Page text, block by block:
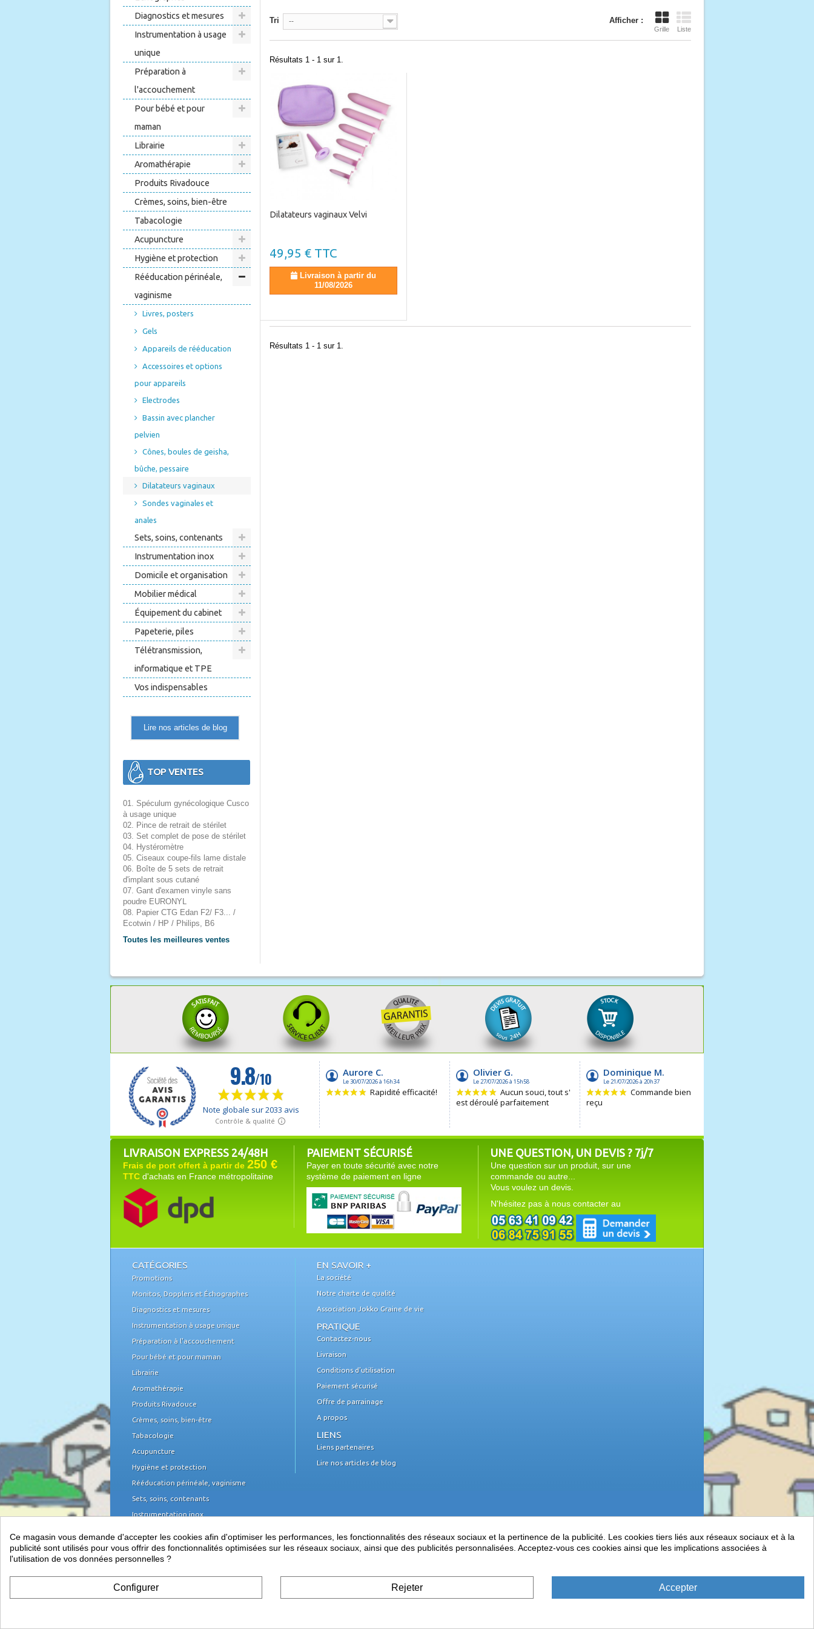
Diagnostics et mesures
Instrumentation à usage
unique
Préparation à
l'accouchement
Pour bébé et pour
maman
Librairie
Aromathérapie
Produits Rivadouce
Crèmes, soins, bien-être
Tabacologie
Acupuncture
Hygiène et protection
Rééducation périnéale,
vaginisme
Livres, posters
Gels
Appareils de rééducation
Accessoires et options
pour appareils
Electrodes
Bassin avec plancher
pelvien
Cônes, boules de geisha,
bûche, pessaire
Dilatateurs vaginaux
Sondes vaginales et
anales
Sets, soins, contenants
Instrumentation inox
Domicile et organisation
Mobilier médical
Équipement du cabinet
Papeterie, piles
Télétransmission,
informatique et TPE
Vos indispensables
Lire nos articles de blog
TOP VENTES
01. Spéculum gynécologique Cusco
à usage unique
02. Pince de retrait de stérilet
03. Set complet de pose de stérilet
04. Hystéromètre
05. Ciseaux coupe-fils lame distale
06. Boîte de 5 sets de retrait
d'implant sous cutané
07. Gant d'examen vinyle sans
poudre EURONYL
08. Papier CTG Edan F2/ F3... /
Ecotwin / HP / Philips, B6
Toutes les meilleures ventes
Afficher :
Grille Liste
Tri --
Résultats 1 - 1 sur 1.
Dilatateurs vaginaux Velvi
49,95 € TTC
Livraison à partir du
11/08/2026
Résultats 1 - 1 sur 1.
LIVRAISON EXPRESS 24/48H
Frais de port offert à partir de 250 €
TTC d'achats en France métropolitaine
PAIEMENT SÉCURISÉ
Payer en toute sécurité avec notre
système de paiement en ligne
UNE QUESTION, UN DEVIS ? 7j/7
Une question sur un produit, sur une
commande ou autre...
Vous voulez un devis.
N'hésitez pas à nous contacter au
CATÉGORIES
Promotions
Monitos, Dopplers et Échographes
Diagnostics et mesures
Instrumentation à usage unique
Préparation à l'accouchement
Pour bébé et pour maman
Librairie
Aromathérapie
Produits Rivadouce
Crèmes, soins, bien-être
Tabacologie
Acupuncture
Hygiène et protection
Rééducation périnéale, vaginisme
Sets, soins, contenants
Instrumentation inox
Mobilier médical
Équipement du cabinet
Papeterie, piles
Télétransmission, informatique et TPE
EN SAVOIR +
La société
Notre charte de qualité
Association Jokko Graine de vie
PRATIQUE
Contactez-nous
Livraison
Conditions d'utilisation
Paiement sécurisé
Offre de parrainage
A propos
LIENS
Liens partenaires
Lire nos articles de blog
Ce magasin vous demande d'accepter les cookies afin d'optimiser les performances, les fonctionnalités des réseaux sociaux et la pertinence de la publicité. Les cookies tiers liés aux réseaux sociaux et à la
publicité sont utilisés pour vous offrir des fonctionnalités optimisées sur les réseaux sociaux, ainsi que des publicités personnalisées. Acceptez-vous ces cookies ainsi que les implications associées à
l'utilisation de vos données personnelles ?
Configurer Rejeter Accepter